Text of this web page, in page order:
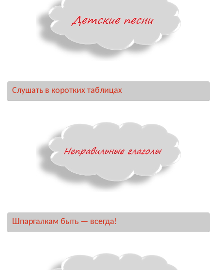
Слушать в коротких таблицах
Шпаргалкам быть — всегда!